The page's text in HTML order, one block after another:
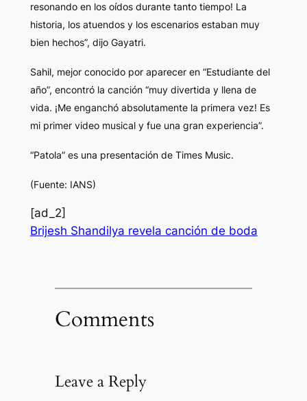
resonando en los oídos durante tanto tiempo! La
historia, los atuendos y los escenarios estaban muy
bien hechos”, dijo Gayatri.
Sahil, mejor conocido por aparecer en “Estudiante del
año”, encontró la canción “muy divertida y llena de
vida. ¡Me enganchó absolutamente la primera vez! Es
mi primer video musical y fue una gran experiencia”.
“Patola” es una presentación de Times Music.
(Fuente: IANS)
[ad_2]
Brijesh Shandilya revela canción de boda
Comments
Leave a Reply